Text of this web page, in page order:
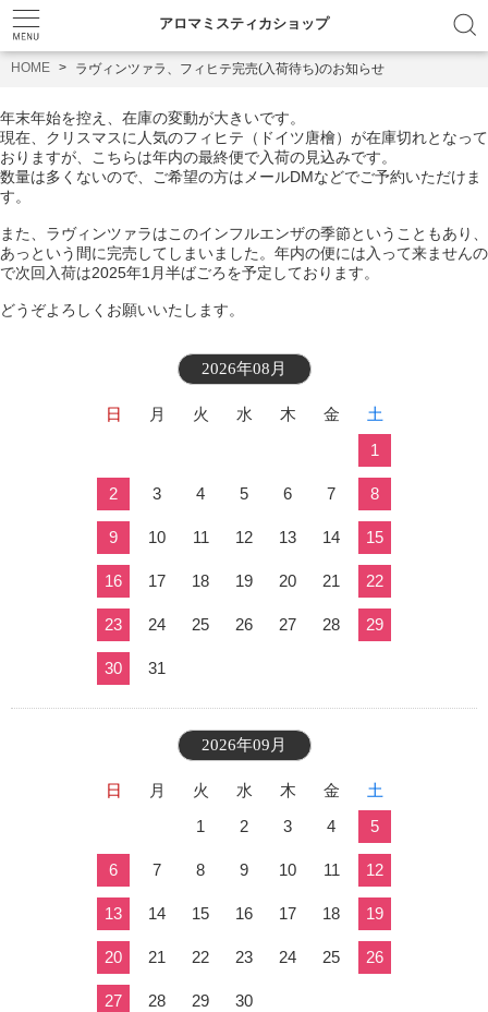
アロマミスティカショップ
HOME ラヴィンツァラ、フィヒテ完売(入荷待ち)のお知らせ
年末年始を控え、在庫の変動が大きいです。
現在、クリスマスに人気のフィヒテ（ドイツ唐檜）が在庫切れとなって
おりますが、こちらは年内の最終便で入荷の見込みです。
数量は多くないので、ご希望の方はメールDMなどでご予約いただけま
す。
また、ラヴィンツァラはこのインフルエンザの季節ということもあり、
あっという間に完売してしまいました。年内の便には入って来ませんの
で次回入荷は2025年1月半ばごろを予定しております。
どうぞよろしくお願いいたします。
2026年08月
日 月 火 水 木 金
土
1
2 3 4 5 6 7 8
9 10 11 12 13 14 15
16 17 18 19 20 21 22
23 24 25 26 27 28 29
30 31
2026年09月
日 月 火 水 木 金
土
1
2 3 4 5
6 7 8 9 10 11 12
13 14 15 16 17 18 19
20 21 22 23 24 25 26
27 28 29 30